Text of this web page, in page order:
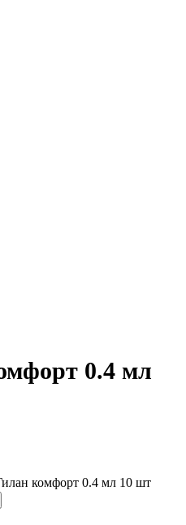
0.4 мл
комфорт 0.4 мл 10 шт